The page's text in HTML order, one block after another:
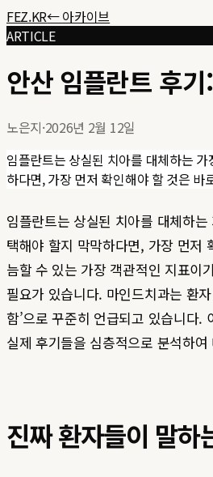
FEZ.KR← 아카이브
ARTICLE
안산 임플란트 후
노은지·2026년 2월 12일
임플란트는 상실된 치아를 대체하는
하다면, 가장 먼저 확인해야 할 것은 바
임플란트는 상실된 치아를 대체하
택해야 할지 막막하다면, 가장 먼저
늠할 수 있는 가장 객관적인 지표이
필요가 있습니다. 마인드치과는 환
함’으로 꾸준히 언급되고 있습니다
실제 후기들을 심층적으로 분석하여
진짜 환자들이 말